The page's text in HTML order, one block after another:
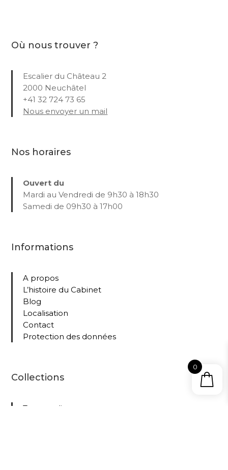
Où nous trouver ?
Escalier du Château 2
2000 Neuchâtel
+41 32 724 73 65
Nous envoyer un mail
Nos horaires
Ouvert du
Mardi au Vendredi de 9h30 à 18h30
Samedi de 09h30 à 17h00
Informations
A propos
L’histoire du Cabinet
Blog
Localisation
Contact
Protection des données
Collections
Tous nos livres
0